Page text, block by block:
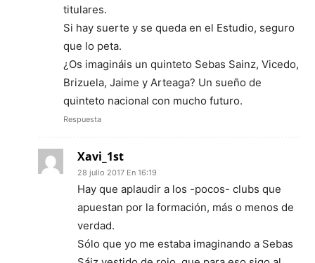
titulares.
Si hay suerte y se queda en el Estudio, seguro
que lo peta.
¿Os imagináis un quinteto Sebas Sainz, Vicedo,
Brizuela, Jaime y Arteaga? Un sueño de
quinteto nacional con mucho futuro.
Respuesta
Xavi_1st
28 julio 2017 En 16:19
Hay que aplaudir a los -pocos- clubs que
apuestan por la formación, más o menos de
verdad.
Sólo que yo me estaba imaginando a Sebas